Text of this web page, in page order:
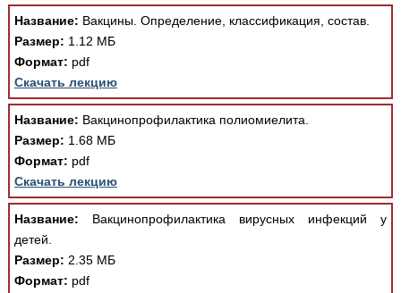
Название: Вакцины. Определение, классификация, состав.
Размер: 1.12 МБ
Формат: pdf
Скачать лекцию
Название: Вакцинопрофилактика полиомиелита.
Размер: 1.68 МБ
Формат: pdf
Скачать лекцию
Название: Вакцинопрофилактика вирусных инфекций у
детей.
Размер: 2.35 МБ
Формат: pdf